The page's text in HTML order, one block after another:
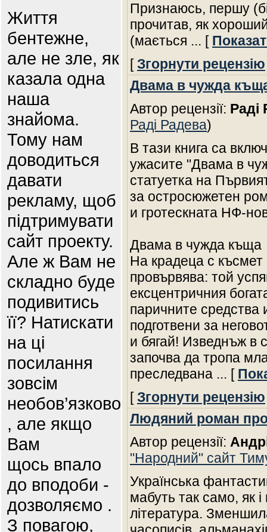
Життя
бентежне,
але не зле, як
казала одна
наша
знайома.
Тому нам
доводиться
давати
рекламу, щоб
підтримувати
сайт проекту.
Але ж Вам не
складно буде
подивитись
її? Натискати
на ці
посилання
зовсім
необов’язково
, але якщо
Вам
щось впало
до вподоби -
дозволяємо .
З повагою,
Признаюсь, першу
прочитав, як
(мається ... [
[Згорнути рецензію
Двама в чужда
Автор рецензії: Раді
Раді Радева)
В тази книга са
ужасите "Двама в
статуетка на
за остросюжетен
и гротескната НФ-
Двама в чужда къща
На крадеца с
провървява: той
ексцентричния
паричните
подготвени за
и бягай! Изведнъж в
започва да тропа
преследвана ... [
[Згорнути рецензію
Людяний роман
Автор рецензії:
"Народний" сайт
Українська
мабуть так само, як
лiтература.